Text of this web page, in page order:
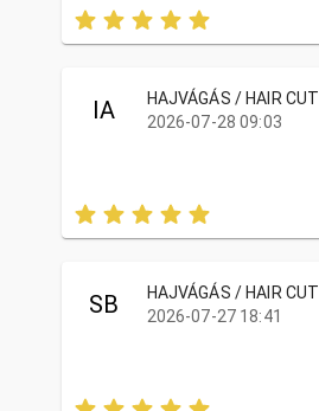
IA
HAJVÁGÁS / HAIR CUT
2026-07-28 09:03
SB
HAJVÁGÁS / HAIR CUT
2026-07-27 18:41